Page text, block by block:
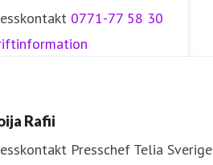
0771-77 58 30
Rafii
Presschef Telia Sverige